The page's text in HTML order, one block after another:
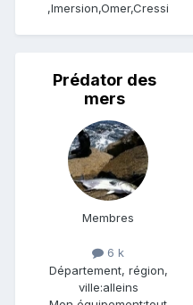
,Imersion,Omer,Cressi
Prédator des
mers
Membres
6 k
Département, région,
ville:alleins